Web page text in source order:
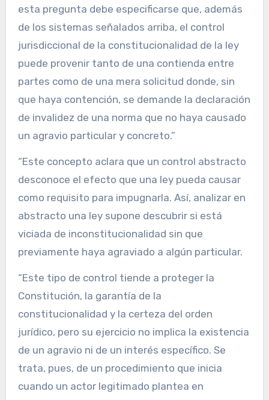
esta pregunta debe especificarse que, además
de los sistemas señalados arriba, el control
jurisdiccional de la constitucionalidad de la ley
puede provenir tanto de una contienda entre
partes como de una mera solicitud donde, sin
que haya contención, se demande la declaración
de invalidez de una norma que no haya causado
un agravio particular y concreto.”
“Este concepto aclara que un control abstracto
desconoce el efecto que una ley pueda causar
como requisito para impugnarla. Así, analizar en
abstracto una ley supone descubrir si está
viciada de inconstitucionalidad sin que
previamente haya agraviado a algún particular.
“Este tipo de control tiende a proteger la
Constitución, la garantía de la
constitucionalidad y la certeza del orden
jurídico, pero su ejercicio no implica la existencia
de un agravio ni de un interés específico. Se
trata, pues, de un procedimiento que inicia
cuando un actor legitimado plantea en